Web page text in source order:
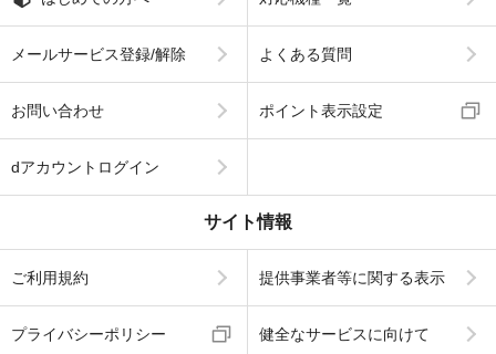
メールサービス登録/解除 よくある質問
お問い合わせ ポイント表示設定
dアカウントログイン
サイト情報
ご利用規約 提供事業者等に関する表示
プライバシーポリシー 健全なサービスに向けて